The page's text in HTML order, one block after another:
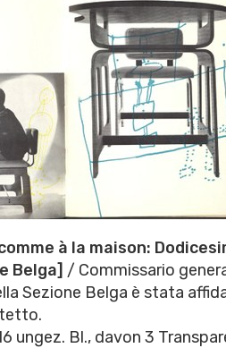
à la maison:
Belga] / Commissario
Sezione Belga è stata
ungez. Bl., davon 3